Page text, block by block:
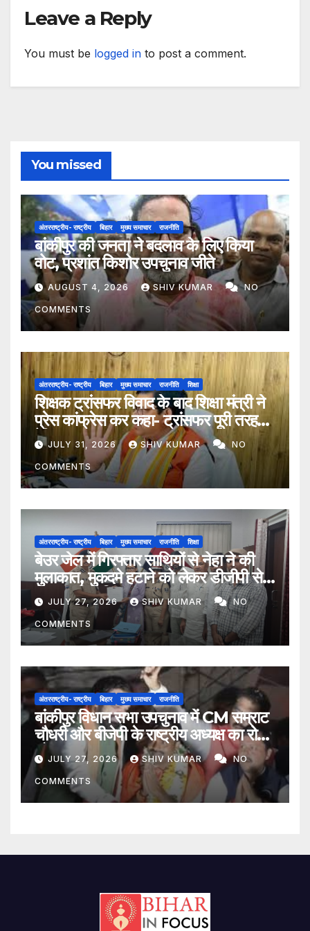
Leave a Reply
You must be logged in to post a comment.
You missed
अंतरराष्ट्रीय- राष्ट्रीय बिहार मुख्य समाचार राजनीति
बांकीपुर की जनता ने बदलाव के लिए किया
वोट, प्रशांत किशोर उपचुनाव जीते
AUGUST 4, 2026 SHIV KUMAR NO
COMMENTS
अंतरराष्ट्रीय- राष्ट्रीय बिहार मुख्य समाचार राजनीति शिक्षा
शिक्षक ट्रांसफर विवाद के बाद शिक्षा मंत्री ने
प्रेस कांफ्रेस कर कहा- ट्रांसफर पूरी तरह
ऐच्छिक
JULY 31, 2026 SHIV KUMAR NO
COMMENTS
अंतरराष्ट्रीय- राष्ट्रीय बिहार मुख्य समाचार राजनीति शिक्षा
बेउर जेल में गिरफ्तार साथियों से नेहा ने की
मुलाकात, मुकदमे हटाने को लेकर डीजीपी से
मिला प्रतिनिधिमंडल
JULY 27, 2026 SHIV KUMAR NO
COMMENTS
अंतरराष्ट्रीय- राष्ट्रीय बिहार मुख्य समाचार राजनीति
बांकीपुर विधान सभा उपचुनाव में CM सम्राट
चौधरी और बीजेपी के राष्ट्रीय अध्यक्ष का रोड
शोJULY 27, 2026 SHIV KUMAR NO
COMMENTS